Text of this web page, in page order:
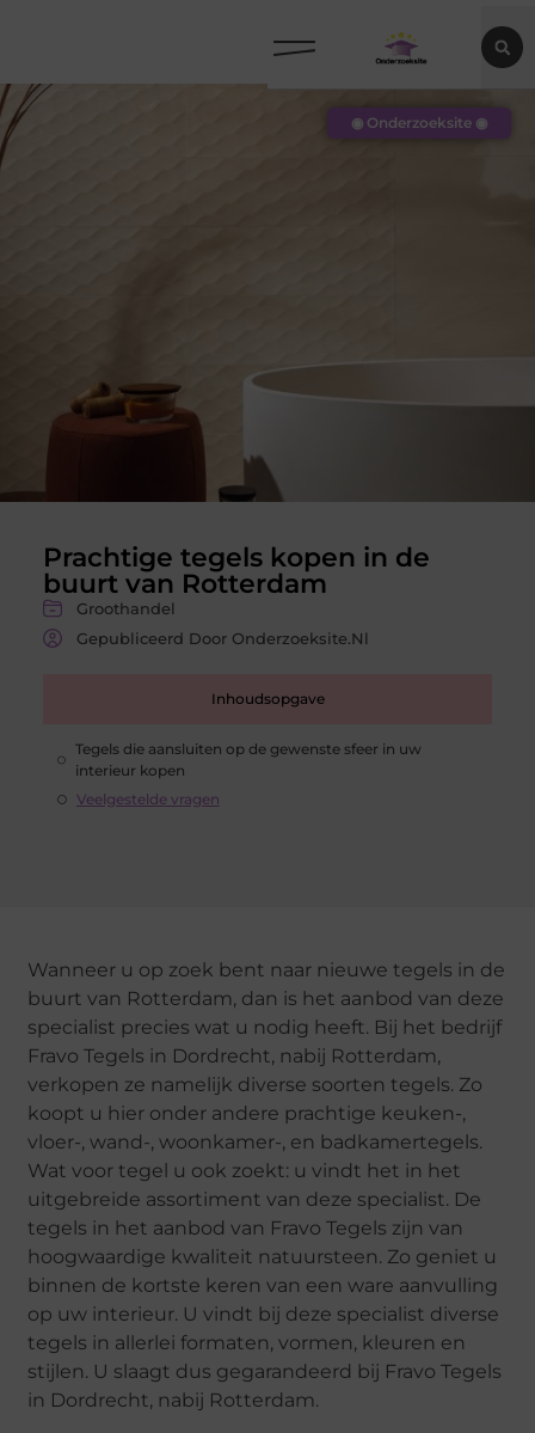
Prachtige tegels kopen in de
buurt van Rotterdam
Groothandel
Gepubliceerd Door Onderzoeksite.nl
Inhoudsopgave
Tegels die aansluiten op de gewenste sfeer in uw
interieur kopen
Veelgestelde vragen
◉ Onderzoeksite ◉
Wanneer u op zoek bent naar nieuwe tegels in de
buurt van Rotterdam, dan is het aanbod van deze
specialist precies wat u nodig heeft. Bij het bedrijf
Fravo Tegels in Dordrecht, nabij Rotterdam,
verkopen ze namelijk diverse soorten tegels. Zo
koopt u hier onder andere prachtige keuken-,
vloer-, wand-, woonkamer-, en badkamertegels.
Wat voor tegel u ook zoekt: u vindt het in het
uitgebreide assortiment van deze specialist. De
tegels in het aanbod van Fravo Tegels zijn van
hoogwaardige kwaliteit natuursteen. Zo geniet u
binnen de kortste keren van een ware aanvulling
op uw interieur. U vindt bij deze specialist diverse
tegels in allerlei formaten, vormen, kleuren en
stijlen. U slaagt dus gegarandeerd bij Fravo Tegels
in Dordrecht, nabij Rotterdam.